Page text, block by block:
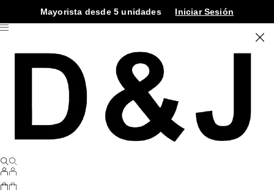
Mayorista desde 5 unidades Iniciar Sesión